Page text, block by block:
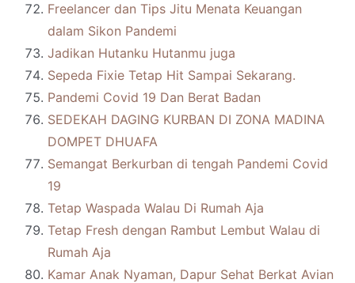
Freelancer dan Tips Jitu Menata Keuangan
dalam Sikon Pandemi
Jadikan Hutanku Hutanmu juga
Sepeda Fixie Tetap Hit Sampai Sekarang.
Pandemi Covid 19 Dan Berat Badan
SEDEKAH DAGING KURBAN DI ZONA MADINA
DOMPET DHUAFA
Semangat Berkurban di tengah Pandemi Covid
19
Tetap Waspada Walau Di Rumah Aja
Tetap Fresh dengan Rambut Lembut Walau di
Rumah Aja
Kamar Anak Nyaman, Dapur Sehat Berkat Avian